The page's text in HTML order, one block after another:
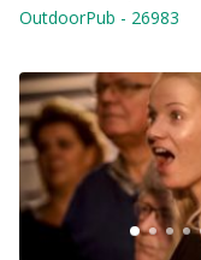
OutdoorPub - 26983